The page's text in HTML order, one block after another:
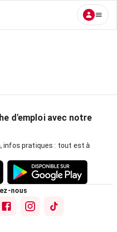
d'emploi avec notre
infos pratiques : tout est à
nous